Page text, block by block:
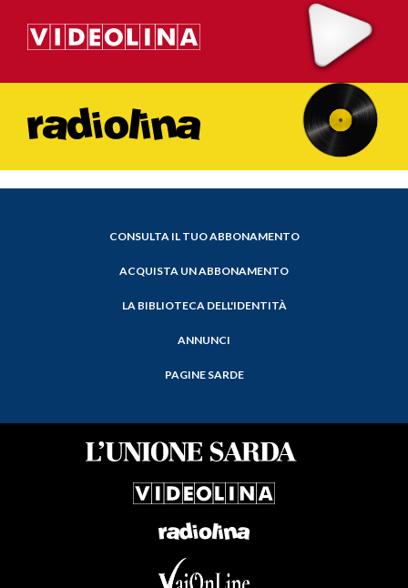
CONSULTA IL TUO ABBONAMENTO
ACQUISTA UN ABBONAMENTO
LA BIBLIOTECA DELL'IDENTITÀ
ANNUNCI
PAGINE SARDE